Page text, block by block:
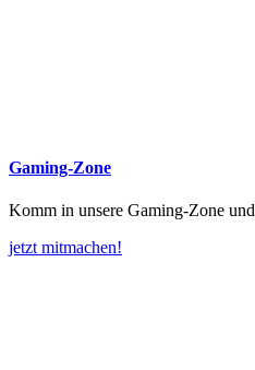
Gaming-Zone
Komm in unsere Gaming-Zone
jetzt mitmachen!